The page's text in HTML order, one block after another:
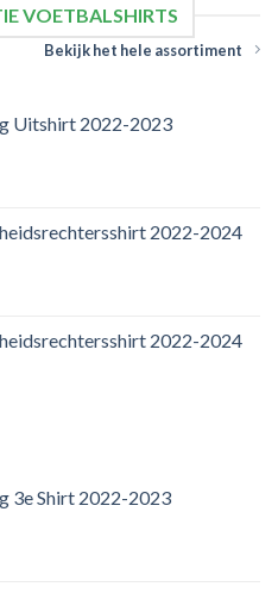
VOETBALSHIRTS
Bekijk het hele assortiment
Uitshirt 2022-2023
2022-2024
2022-2024
3e Shirt 2022-2023